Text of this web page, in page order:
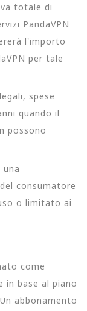
totale di
PandaVPN
l'importo
per tale
spese
quando il
possono
consumatore
o limitato ai
come
in base al piano
abbonamento